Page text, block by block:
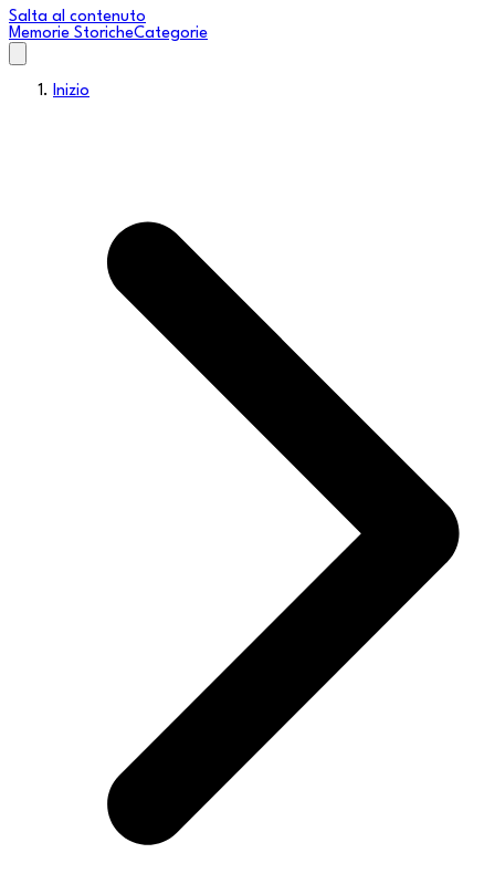
Salta al contenuto
Memorie StoricheCategorie
Inizio